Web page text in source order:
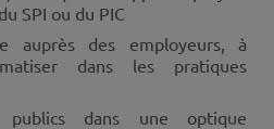
SPI ou du PIC
auprès des employeurs, à
dans les pratiques
dans une optique